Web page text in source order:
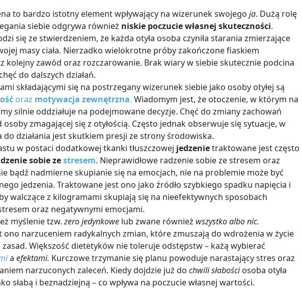
to bardzo istotny element wpływający na wizerunek swojego ja. Dużą rolę
siebie odgrywa również niskie poczucie własnej skuteczności.
się ze stwierdzeniem, że każda otyła osoba czyniła starania zmierzające
masy ciała. Nierzadko wielokrotne próby zakończone fiaskiem
kolejny zawód oraz rozczarowanie. Brak wiary w siebie skutecznie podcina
do dalszych działań.
składającymi się na postrzegany wizerunek siebie jako osoby otyłej są
oraz motywacja zewnętrzna. Wiadomym jest, że otoczenie, w którym na
silnie oddziałuje na podejmowane decyzje. Chęć do zmiany zachowań
zmagającej się z otyłością. Często jednak obserwuje się sytuacje, w
działania jest skutkiem presji ze strony środowiska.
w postaci dodatkowej tkanki tłuszczowej jedzenietraktowane jest często
sobie zestresem. Nieprawidłowe radzenie sobie ze stresem oraz
bądź nadmierne skupianie się na emocjach, nie na problemie może być
jedzenia. Traktowane jest ono jako źródło szybkiego spadku napięcia i
walczące z kilogramami skupiają się na nieefektywnych sposobach
oraz negatywnymi emocjami.
myślenie tzw.zero jedynkowe lub zwane również wszystko albo nic.
ono narzuceniem radykalnych zmian, które zmuszają do wdrożenia w życie
zasad. Większość dietetyków nie toleruje odstępstw – każą wybierać
a efektami. Kurczowe trzymanie się planu powoduje narastający stres oraz
narzuconych zaleceń. Kiedy dojdzie już do chwili słabościosoba otyła
słabą i beznadziejną – co wpływa na poczucie własnej wartości.